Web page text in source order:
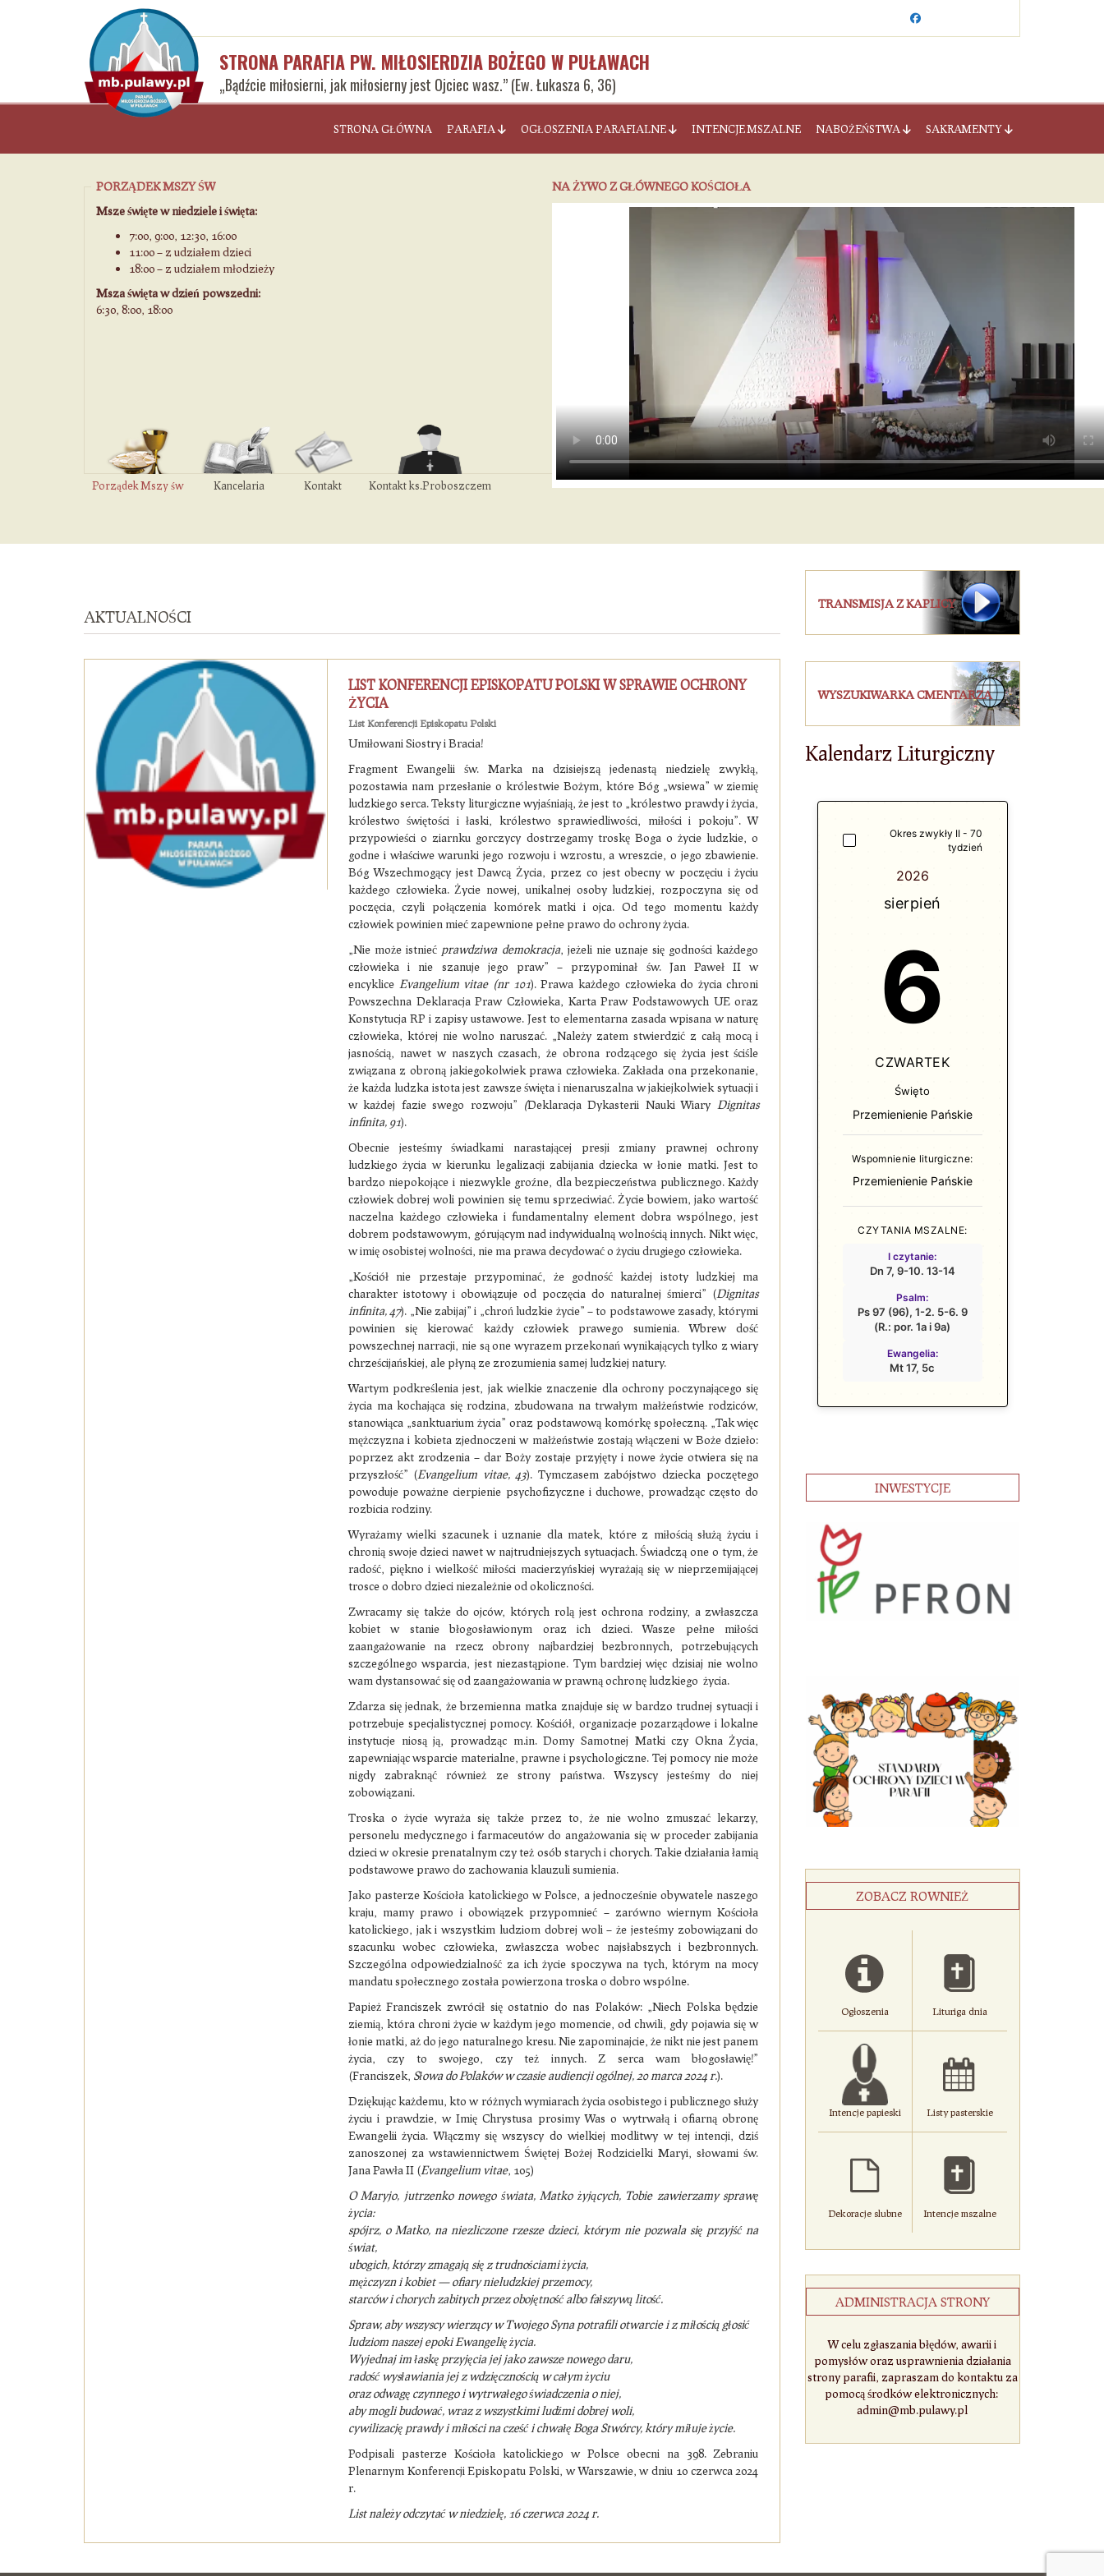
STRONA PARAFIA PW. MIŁOSIERDZIA BOŻEGO W PUŁAWACH
„Bądźcie miłosierni, jak miłosierny jest Ojciec wasz.” (Ew. Łukasza 6, 36)
STRONA GŁÓWNA PARAFIA OGŁOSZENIA PARAFIALNE INTENCJE MSZALNE NABOŻEŃSTWA SAKRAMENTY
PORZĄDEK MSZY ŚW
Msze święte w niedziele i święta:
7:00, 9:00, 12:30, 16:00
11:00 – z udziałem dzieci
18:00 – z udziałem młodzieży
Msza święta w dzień powszedni:
6:30, 8:00, 18:00
Porządek Mszy św Kancelaria Kontakt Kontakt ks.Proboszczem
NA ŻYWO Z GŁÓWNEGO KOŚCIOŁA
AKTUALNOŚCI
LIST KONFERENCJI EPISKOPATU POLSKI W SPRAWIE OCHRONY
ŻYCIA
List Konferencji Episkopatu Polski
Umiłowani Siostry i Bracia!
Fragment Ewangelii św. Marka na dzisiejszą jedenastą niedzielę zwykłą,
pozostawia nam przesłanie o królestwie Bożym, które Bóg „wsiewa” w ziemię
ludzkiego serca. Teksty liturgiczne wyjaśniają, że jest to „królestwo prawdy i życia,
królestwo świętości i łaski, królestwo sprawiedliwości, miłości i pokoju”. W
przypowieści o ziarnku gorczycy dostrzegamy troskę Boga o życie ludzkie, o
godne i właściwe warunki jego rozwoju i wzrostu, a wreszcie, o jego zbawienie.
Bóg Wszechmogący jest Dawcą Życia, przez co jest obecny w poczęciu i życiu
każdego człowieka. Życie nowej, unikalnej osoby ludzkiej, rozpoczyna się od
poczęcia, czyli połączenia komórek matki i ojca. Od tego momentu każdy
człowiek powinien mieć zapewnione pełne prawo do ochrony życia.
„Nie może istnieć prawdziwa demokracja, jeżeli nie uznaje się godności każdego
człowieka i nie szanuje jego praw” – przypominał św. Jan Paweł II w
encykliceEvangelium vitae (nr 101). Prawa każdego człowieka do życia chroni
Powszechna Deklaracja Praw Człowieka, Karta Praw Podstawowych UE oraz
Konstytucja RP i zapisy ustawowe. Jest to elementarna zasada wpisana w naturę
człowieka, której nie wolno naruszać. „Należy zatem stwierdzić z całą mocą i
jasnością, nawet w naszych czasach, że obrona rodzącego się życia jest ściśle
związana z obroną jakiegokolwiek prawa człowieka. Zakłada ona przekonanie,
że każda ludzka istota jest zawsze święta i nienaruszalna w jakiejkolwiek sytuacji i
w każdej fazie swego rozwoju” (Deklaracja Dykasterii Nauki Wiary Dignitas
infinita, 91).
Obecnie jesteśmy świadkami narastającej presji zmiany prawnej ochrony
ludzkiego życia w kierunku legalizacji zabijania dziecka w łonie matki. Jest to
bardzo niepokojące i niezwykle groźne, dla bezpieczeństwa publicznego. Każdy
człowiek dobrej woli powinien się temu sprzeciwiać. Życie bowiem, jako wartość
naczelna każdego człowieka i fundamentalny element dobra wspólnego, jest
dobrem podstawowym, górującym nad indywidualną wolnością innych. Nikt więc,
w imię osobistej wolności, nie ma prawa decydować o życiu drugiego człowieka.
„Kościół nie przestaje przypominać, że godność każdej istoty ludzkiej ma
charakter istotowy i obowiązuje od poczęcia do naturalnej śmierci” (Dignitas
infinita,47). „Nie zabijaj” i „chroń ludzkie życie” – to podstawowe zasady, którymi
powinien się kierować każdy człowiek prawego sumienia. Wbrew dość
powszechnej narracji, nie są one wyrazem przekonań wynikających tylko z wiary
chrześcijańskiej, ale płyną ze zrozumienia samej ludzkiej natury.
Wartym podkreślenia jest, jak wielkie znaczenie dla ochrony poczynającego się
życia ma kochająca się rodzina, zbudowana na trwałym małżeństwie rodziców,
stanowiąca „sanktuarium życia” oraz podstawową komórkę społeczną. „Tak więc
mężczyzna i kobieta zjednoczeni w małżeństwie zostają włączeni w Boże dzieło:
poprzez akt zrodzenia – dar Boży zostaje przyjęty i nowe życie otwiera się na
przyszłość” (Evangelium vitae, 43). Tymczasem zabójstwo dziecka poczętego
powoduje poważne cierpienie psychofizyczne i duchowe, prowadząc często do
rozbicia rodziny.
Wyrażamy wielki szacunek i uznanie dla matek, które z miłością służą życiu i
chronią swoje dzieci nawet w najtrudniejszych sytuacjach. Świadczą one o tym, że
radość, piękno i wielkość miłości macierzyńskiej wyrażają się w nieprzemijającej
trosce o dobro dzieci niezależnie od okoliczności.
Zwracamy się także do ojców, których rolą jest ochrona rodziny, a zwłaszcza
kobiet w stanie błogosławionym oraz ich dzieci. Wasze pełne miłości
zaangażowanie na rzecz obrony najbardziej bezbronnych, potrzebujących
szczególnego wsparcia, jest niezastąpione. Tym bardziej więc dzisiaj nie wolno
wam dystansować się od zaangażowania w prawną ochronę ludzkiego życia.
Zdarza się jednak, że brzemienna matka znajduje się w bardzo trudnej sytuacji i
potrzebuje specjalistycznej pomocy. Kościół, organizacje pozarządowe i lokalne
instytucje niosą ją, prowadząc m.in. Domy Samotnej Matki czy Okna Życia,
zapewniając wsparcie materialne, prawne i psychologiczne. Tej pomocy nie może
nigdy zabraknąć również ze strony państwa. Wszyscy jesteśmy do niej
zobowiązani.
Troska o życie wyraża się także przez to, że nie wolno zmuszać lekarzy,
personelu medycznego i farmaceutów do angażowania się w proceder zabijania
dzieci w okresie prenatalnym czy też osób starych i chorych. Takie działania łamią
podstawowe prawo do zachowania klauzuli sumienia.
Jako pasterze Kościoła katolickiego w Polsce, a jednocześnie obywatele naszego
kraju, mamy prawo i obowiązek przypomnieć – zarówno wiernym Kościoła
katolickiego, jak i wszystkim ludziom dobrej woli – że jesteśmy zobowiązani do
szacunku wobec człowieka, zwłaszcza wobec najsłabszych i bezbronnych.
Szczególna odpowiedzialność za ich życie spoczywa na tych, którym na mocy
mandatu społecznego została powierzona troska o dobro wspólne.
Papież Franciszek zwrócił się ostatnio do nas Polaków: „Niech Polska będzie
ziemią, która chroni życie w każdym jego momencie, od chwili, gdy pojawia się w
łonie matki, aż do jego naturalnego kresu. Nie zapominajcie, że nikt nie jest panem
życia, czy to swojego, czy też innych. Z serca wam błogosławię!”
(Franciszek, Słowa do Polaków w czasie audiencji ogólnej, 20 marca 2024 r.).
Dziękując każdemu, kto w różnych wymiarach życia osobistego i publicznego służy
życiu i prawdzie, w Imię Chrystusa prosimy Was o wytrwałą i ofiarną obronę
Ewangelii życia. Włączmy się wszyscy do wielkiej modlitwy w tej intencji, dziś
zanoszonej za wstawiennictwem Świętej Bożej Rodzicielki Maryi, słowami św.
Jana Pawła II (Evangelium vitae, 105)
O Maryjo, jutrzenko nowego świata, Matko żyjących, Tobie zawierzamy sprawę
życia:
spójrz, o Matko, na niezliczone rzesze dzieci, którym nie pozwala się przyjść na
świat,
ubogich, którzy zmagają się z trudnościami życia,
mężczyzn i kobiet — ofiary nieludzkiej przemocy,
starców i chorych zabitych przez obojętność albo fałszywą litość.
Spraw, aby wszyscy wierzący w Twojego Syna potrafili otwarcie i z miłością głosić
ludziom naszej epoki Ewangelię życia.
Wyjednaj im łaskę przyjęcia jej jako zawsze nowego daru,
radość wysławiania jej z wdzięcznością w całym życiu
oraz odwagę czynnego i wytrwałego świadczenia o niej,
aby mogli budować, wraz z wszystkimi ludźmi dobrej woli,
cywilizację prawdy i miłości na cześć i chwałę Boga Stwórcy, który miłuje życie.
Podpisali pasterze Kościoła katolickiego w Polsce obecni na 398. Zebraniu
Plenarnym Konferencji Episkopatu Polski, w Warszawie, w dniu 10 czerwca 2024
r.
List należy odczytać w niedzielę, 16 czerwca 2024 r.
TRANSMISJA Z KAPLICY
WYSZUKIWARKA CMENTARZA
Kalendarz Liturgiczny
Okres zwykły II - 70
tydzień
2026
sierpień
6
CZWARTEK
Święto
Przemienienie Pańskie
Wspomnienie liturgiczne:
Przemienienie Pańskie
CZYTANIA MSZALNE:
I czytanie:
Dn 7, 9-10. 13-14
Psalm:
Ps 97 (96), 1-2. 5-6. 9
(R.: por. 1a i 9a)
Ewangelia:
Mt 17, 5c
INWESTYCJE
ZOBACZ ROWNIEŻ
Ogłoszenia Lituriga dnia
Intencje papieski Listy pasterskie
Dekoracje slubne Intencje mszalne
ADMINISTRACJA STRONY
W celu zgłaszania błędów, awarii i
pomysłów oraz usprawnienia działania
strony parafii, zapraszam do kontaktu za
pomocą środków elektronicznych:
admin@mb.pulawy.pl